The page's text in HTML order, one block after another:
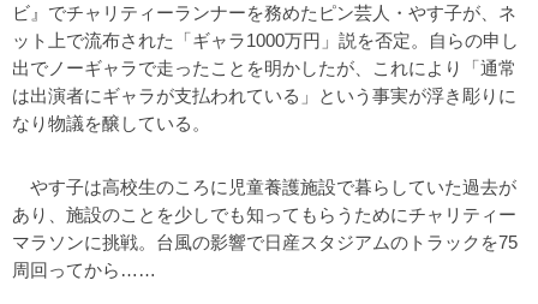
ビ』でチャリティーランナーを務めたピン芸人・やす子が、ネ
ット上で流布された「ギャラ1000万円」説を否定。自らの申し
出でノーギャラで走ったことを明かしたが、これにより「通常
は出演者にギャラが支払われている」という事実が浮き彫りに
なり物議を醸している。
やす子は高校生のころに児童養護施設で暮らしていた過去が
あり、施設のことを少しでも知ってもらうためにチャリティー
マラソンに挑戦。台風の影響で日産スタジアムのトラックを75
周回ってから……